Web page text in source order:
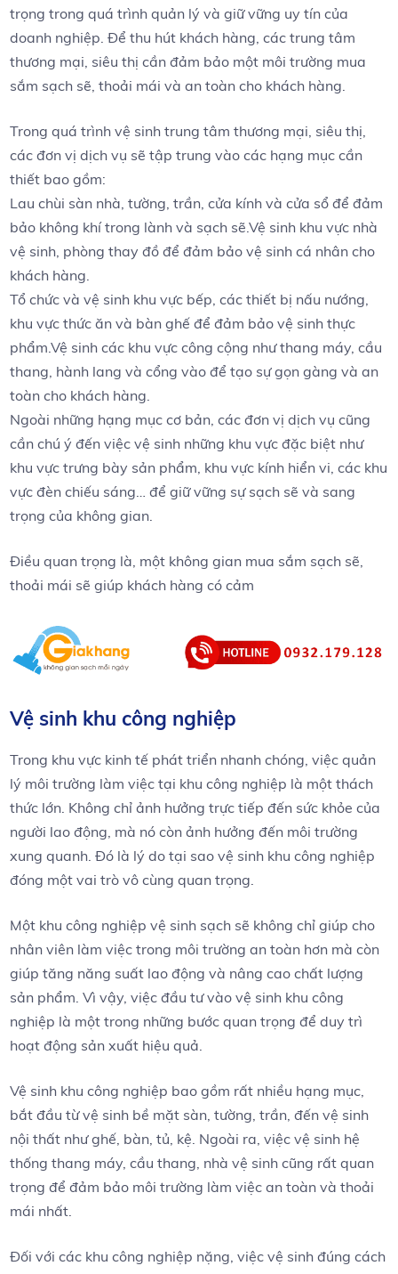
trọng trong quá trình quản lý và giữ vững uy tín của
doanh nghiệp. Để thu hút khách hàng, các trung tâm
thương mại, siêu thị cần đảm bảo một môi trường mua
sắm sạch sẽ, thoải mái và an toàn cho khách hàng.
Trong quá trình vệ sinh trung tâm thương mại, siêu thị,
các đơn vị dịch vụ sẽ tập trung vào các hạng mục cần
thiết bao gồm:
Lau chùi sàn nhà, tường, trần, cửa kính và cửa sổ để đảm
bảo không khí trong lành và sạch sẽ.Vệ sinh khu vực nhà
vệ sinh, phòng thay đồ để đảm bảo vệ sinh cá nhân cho
khách hàng.
Tổ chức và vệ sinh khu vực bếp, các thiết bị nấu nướng,
khu vực thức ăn và bàn ghế để đảm bảo vệ sinh thực
phẩm.Vệ sinh các khu vực công cộng như thang máy, cầu
thang, hành lang và cổng vào để tạo sự gọn gàng và an
toàn cho khách hàng.
Ngoài những hạng mục cơ bản, các đơn vị dịch vụ cũng
cần chú ý đến việc vệ sinh những khu vực đặc biệt như
khu vực trưng bày sản phẩm, khu vực kính hiển vi, các khu
vực đèn chiếu sáng… để giữ vững sự sạch sẽ và sang
trọng của không gian.
Điều quan trọng là, một không gian mua sắm sạch sẽ,
thoải mái sẽ giúp khách hàng có cảm
Vệ sinh khu công nghiệp
Trong khu vực kinh tế phát triển nhanh chóng, việc quản
lý môi trường làm việc tại khu công nghiệp là một thách
thức lớn. Không chỉ ảnh hưởng trực tiếp đến sức khỏe của
người lao động, mà nó còn ảnh hưởng đến môi trường
xung quanh. Đó là lý do tại sao vệ sinh khu công nghiệp
đóng một vai trò vô cùng quan trọng.
Một khu công nghiệp vệ sinh sạch sẽ không chỉ giúp cho
nhân viên làm việc trong môi trường an toàn hơn mà còn
giúp tăng năng suất lao động và nâng cao chất lượng
sản phẩm. Vì vậy, việc đầu tư vào vệ sinh khu công
nghiệp là một trong những bước quan trọng để duy trì
hoạt động sản xuất hiệu quả.
Vệ sinh khu công nghiệp bao gồm rất nhiều hạng mục,
bắt đầu từ vệ sinh bề mặt sàn, tường, trần, đến vệ sinh
nội thất như ghế, bàn, tủ, kệ. Ngoài ra, việc vệ sinh hệ
thống thang máy, cầu thang, nhà vệ sinh cũng rất quan
trọng để đảm bảo môi trường làm việc an toàn và thoải
mái nhất.
Đối với các khu công nghiệp nặng, việc vệ sinh đúng cách